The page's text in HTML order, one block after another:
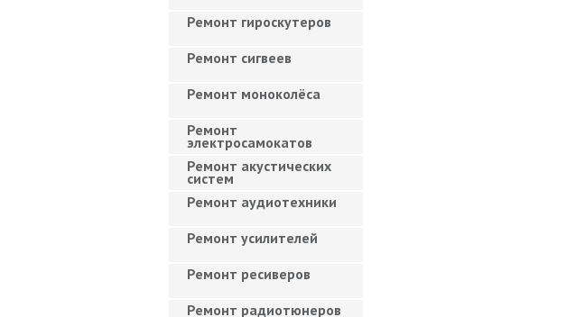
Ремонт гироскутеров
Ремонт сигвеев
Ремонт моноколёса
Ремонт
электросамокатов
Ремонт акустических
систем
Ремонт аудиотехники
Ремонт усилителей
Ремонт ресиверов
Ремонт радиотюнеров